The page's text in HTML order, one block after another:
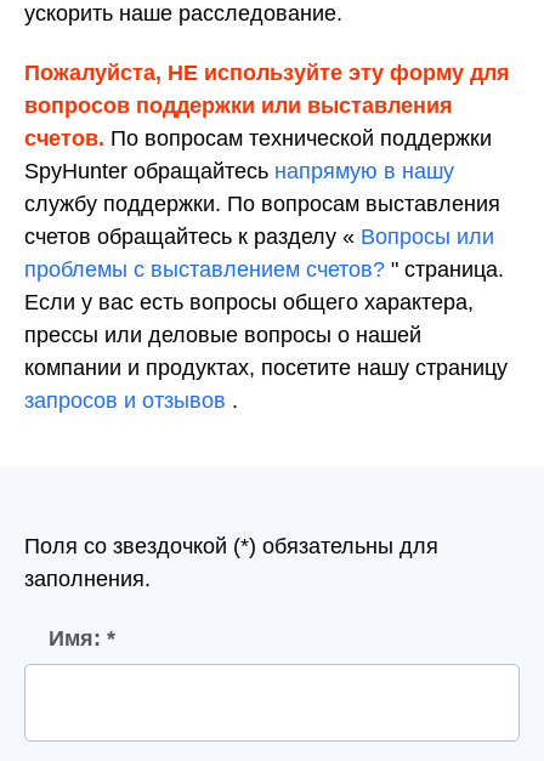
ускорить наше расследование.
Пожалуйста, НЕ используйте эту форму для
вопросов поддержки или выставления
счетов. По вопросам технической поддержки
SpyHunter обращайтесь напрямую в нашу
службу поддержки. По вопросам выставления
счетов обращайтесь к разделу « Вопросы или
проблемы с выставлением счетов? " страница.
Если у вас есть вопросы общего характера,
прессы или деловые вопросы о нашей
компании и продуктах, посетите нашу страницу
запросов и отзывов .
Поля со звездочкой (*) обязательны для
заполнения.
Имя: *